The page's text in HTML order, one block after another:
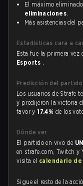
El máximo
eliminaciones.
Más asistencias del
Estadísticas cara a
Esta fue la primera vez
Esports .
Predicción del partido
Los usuarios de Strafe
y predijeron la victoria
favor y17.4% de los
Dónde ver
El partido en vivo de
en strafe.com, Twitch y
visita el calendario
Sigue el resto de la